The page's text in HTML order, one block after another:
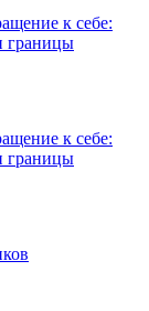
к себе:
границы
к себе:
границы